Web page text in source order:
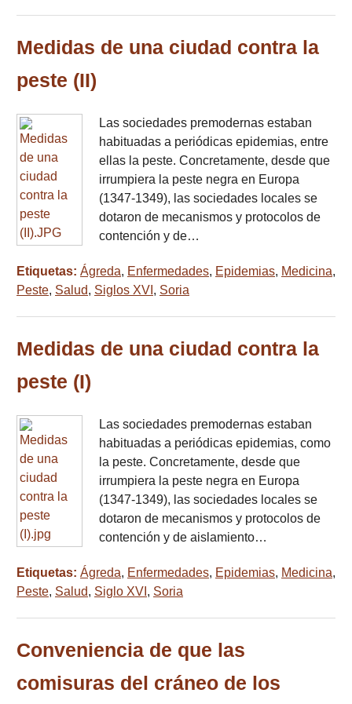
Medidas de una ciudad contra la
peste (II)
Las sociedades premodernas estaban
habituadas a periódicas epidemias, entre
ellas la peste. Concretamente, desde que
irrumpiera la peste negra en Europa
(1347-1349), las sociedades locales se
dotaron de mecanismos y protocolos de
contención y de…
Etiquetas: Ágreda, Enfermedades, Epidemias, Medicina,
Peste, Salud, Siglos XVI , Soria
Medidas de una ciudad contra la
peste (I)
Las sociedades premodernas estaban
habituadas a periódicas epidemias, como
la peste. Concretamente, desde que
irrumpiera la peste negra en Europa
(1347-1349), las sociedades locales se
dotaron de mecanismos y protocolos de
contención y de aislamiento…
Etiquetas: Ágreda, Enfermedades, Epidemias, Medicina,
Peste, Salud, Siglo XVI , Soria
Conveniencia de que las
comisuras del cráneo de los